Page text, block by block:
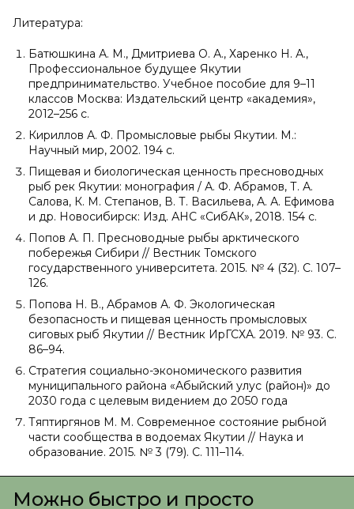
Литература:
Батюшкина А. М., Дмитриева О. А., Харенко Н. А.,
Профессиональное будущее Якутии
предпринимательство. Учебное пособие для 9–11
классов Москва: Издательский центр «академия»,
2012–256 с.
Кириллов А. Ф. Промысловые рыбы Якутии. М.:
Научный мир, 2002. 194 с.
Пищевая и биологическая ценность пресноводных
рыб рек Якутии: монография / А. Ф. Абрамов, Т. А.
Салова, К. М. Степанов, В. Т. Васильева, А. А. Ефимова
и др. Новосибирск: Изд. АНС «СибАК», 2018. 154 с.
Попов А. П. Пресноводные рыбы арктического
побережья Сибири // Вестник Томского
государственного университета. 2015. № 4 (32). С. 107–
126.
Попова Н. В., Абрамов А. Ф. Экологическая
безопасность и пищевая ценность промысловых
сиговых рыб Якутии // Вестник ИрГСХА. 2019. № 93. С.
86–94.
Стратегия социально-экономического развития
муниципального района «Абыйский улус (район)» до
2030 года с целевым видением до 2050 года
Тяптиргянов М. М. Современное состояние рыбной
части сообщества в водоемах Якутии // Наука и
образование. 2015. № 3 (79). С. 111–114.
Можно быстро и просто